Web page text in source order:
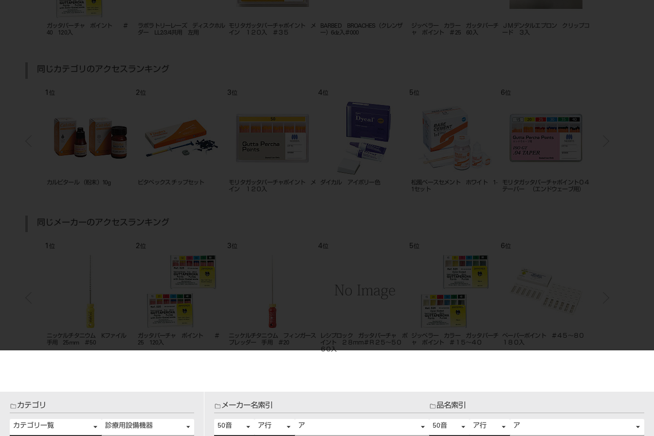
ガッタパーチャ ポイント ＃
40 120入
ラボラトリーレーズ ディスクホル
ダー LL2/3/4共用 左用
モリタガッタパーチャポイント メ
イン １２０入 ＃３５
BARBED BROACHES（クレンザ
ー）6dz入＃000
ジッペラー カラー ガッタパーチ
ャ ポイント ＃25 60入
ＪＭデンタルエプロン クリップコ
ード ３入
同じカテゴリのアクセスランキング
1 位
カルビタール （粉末）10g
2 位
ビタペックス チップセット
3位
モリタガッタパーチャポイント メ
イン １２０入
4位
ダイカル アイボリー色
5位
松風ベースセメント ホワイト 1-
1セット
6位
モリタガッタパーチャポイント０４
テーパー （エンドウェーブ用）
同じメーカーのアクセスランキング
1 位
ニッケルチタニウム Kファイル
手用 25mm ＃50
2 位
ガッタパーチャ ポイント ＃
25 120入
3位
ニッケルチタニウム フィンガース
プレッダー 手用 ＃20
4位
レシプロック ガッタパーチャ ポ
イント ２８ｍｍ＃Ｒ２５～５０
６０入
5位
ジッペラー カラー ガッタパーチ
ャ ポイント ＃１５～４０
6位
ペーパーポイント ＃４５～８０
１８０入
カテゴリ
カテゴリ一覧 診療用設備機器
メーカー名索引
50音 ア行 ア
品名索引
50音 ア行 ア